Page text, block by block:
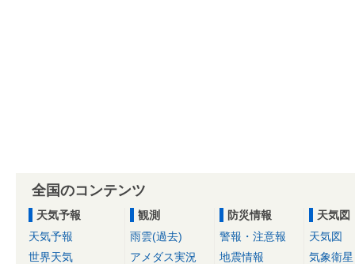
全国のコンテンツ
天気予報
天気予報
世界天気
観測
雨雲(過去)
アメダス実況
防災情報
警報・注意報
地震情報
天気図
天気図
気象衛星